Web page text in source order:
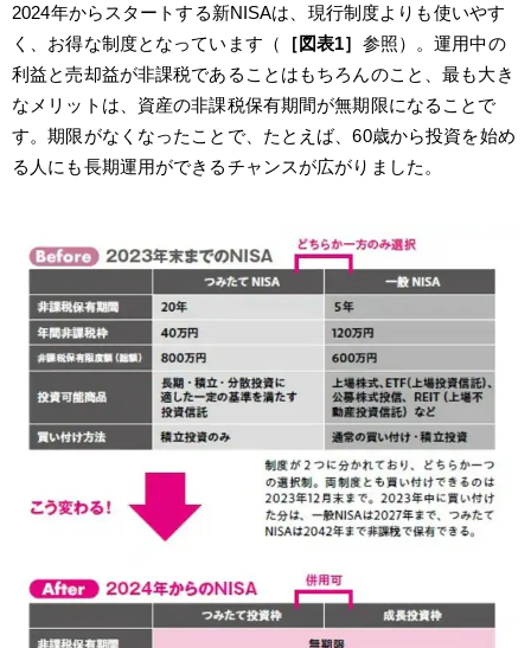
2024年からスタートする新NISAは、現行制度よりも使いやす
く、お得な制度となっています（
［図表1］ 参照）。運用中の
利益と売却益が非課税であることはもちろんのこと、最も大き
なメリットは、資産の非課税保有期間が無期限になることで
す。期限がなくなったことで、たとえば、60歳から投資を始め
る人にも長期運用ができるチャンスが広がりました。